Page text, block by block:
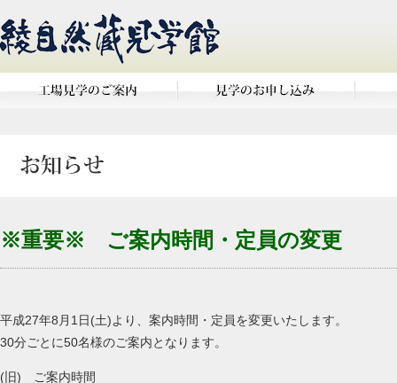
※重要※ ご案内時間・定員の変更
平成27年8月1日(土)より、案内時間・定員を変更いたします。
30分ごとに50名様のご案内となります。
(旧) ご案内時間